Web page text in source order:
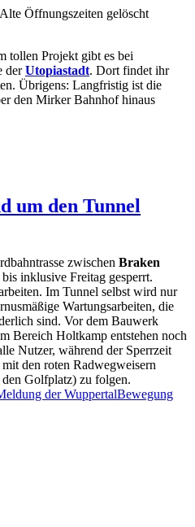
Öffnungszeiten gelöscht
tollen Projekt gibt es bei
derUtopiastadt. Dort findet ihr
Übrigens: Langfristig ist die
den Mirker Bahnhof hinaus
um den Tunnel
zwischen Braken
inklusive Freitag gesperrt.
Im Tunnel selbst wird nur
Wartungsarbeiten, die
sind. Vor dem Bauwerk
Bereich Holtkamp entstehen noch
Nutzer, während der Sperrzeit
den roten Radwegweisern
Golfplatz) zu folgen.
der WuppertalBewegung